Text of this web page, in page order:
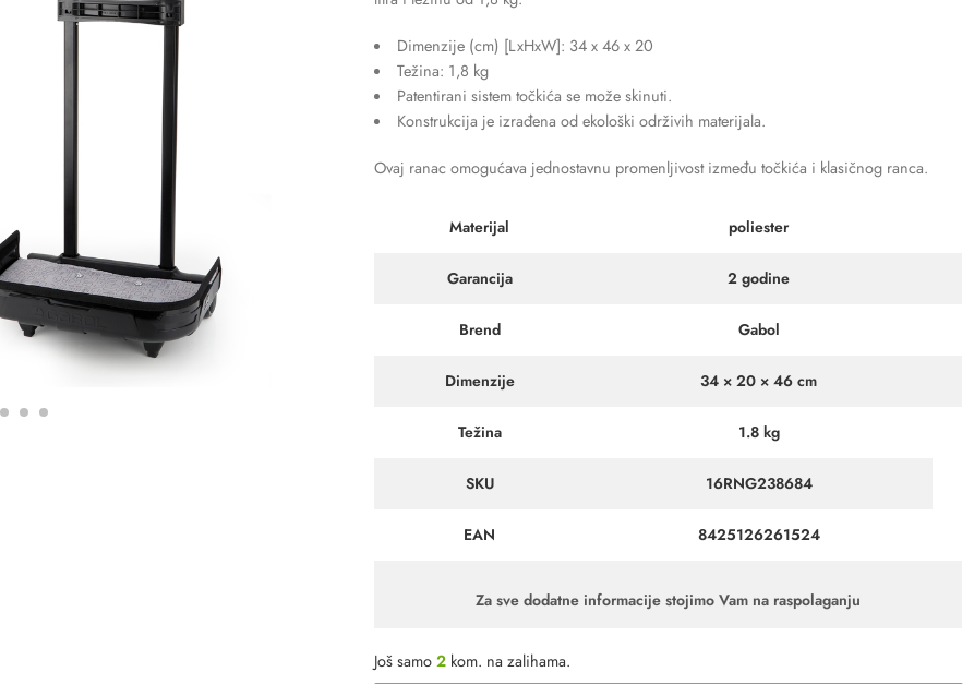
Dimenzije (cm) [LxHxW]: 34 x 46 x 20
Težina: 1,8 kg
Patentirani sistem točkića se može skinuti.
Konstrukcija je izrađena od ekološki održivih materijala.
Ovaj ranac omogućava jednostavnu promenljivost između točkića i klasičnog ranca.
Materijal poliester
Garancija 2 godine
Brend Gabol
Dimenzije 34 × 20 × 46 cm
Težina 1.8 kg
SKU 16RNG238684
EAN 8425126261524
Za sve dodatne informacije stojimo Vam na raspolaganju
Još samo2 kom. na zalihama.